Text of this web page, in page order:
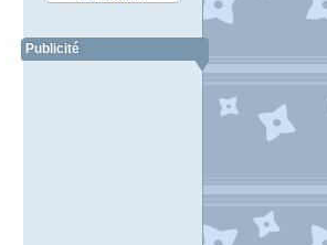
Publicité